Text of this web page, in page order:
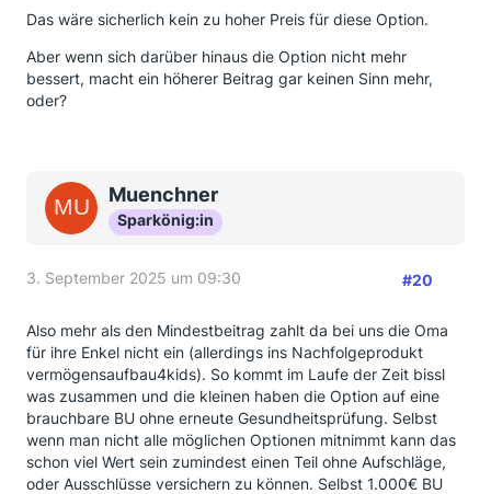
Das wäre sicherlich kein zu hoher Preis für diese Option.
Aber wenn sich darüber hinaus die Option nicht mehr
bessert, macht ein höherer Beitrag gar keinen Sinn mehr,
oder?
Muenchner
Sparkönig:in
3. September 2025 um 09:30 #20
Also mehr als den Mindestbeitrag zahlt da bei uns die Oma
für ihre Enkel nicht ein (allerdings ins Nachfolgeprodukt
vermögensaufbau4kids). So kommt im Laufe der Zeit bissl
was zusammen und die kleinen haben die Option auf eine
brauchbare BU ohne erneute Gesundheitsprüfung. Selbst
wenn man nicht alle möglichen Optionen mitnimmt kann das
schon viel Wert sein zumindest einen Teil ohne Aufschläge,
oder Ausschlüsse versichern zu können. Selbst 1.000€ BU